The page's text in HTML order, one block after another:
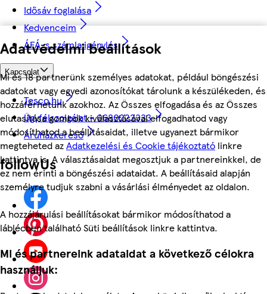
Adatvédelmi beállítások
Mi és 18 partnerünk személyes adatokat, például böngészési
adatokat vagy egyedi azonosítókat tárolunk a készülékeden, és
hozzáférhetünk azokhoz. Az Összes elfogadása és az Összes
elutasítása gombok kiválasztásával elfogadhatod vagy
módosíthatod a beállításaidat, illetve ugyanezt bármikor
megteheted azAdatkezelési és Cookie tájékoztató linkre
kattintva is. A választásaidat megosztjuk a partnereinkkel, de
ez nem érinti a böngészési adataidat. A beállításaid alapján
személyre tudjuk szabni a vásárlási élményedet az oldalon.
A hozzájárulási beállításokat bármikor módosíthatod a
láblécben található Süti beállítások linkre kattintva.
Mi és partnereink adataidat a következő célokra
használjuk:
Idősáv foglalása
Kedvenceim
ÁFÁ-s számla igénylés
Kapcsolat
Tesco.hu
Ügyfélszolgálat - 0680222333
Áruházkereső
followUs